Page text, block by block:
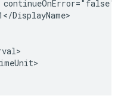
DisplayName>